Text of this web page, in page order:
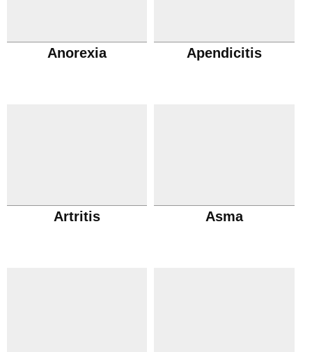
Anorexia Apendicitis
Artritis Asma